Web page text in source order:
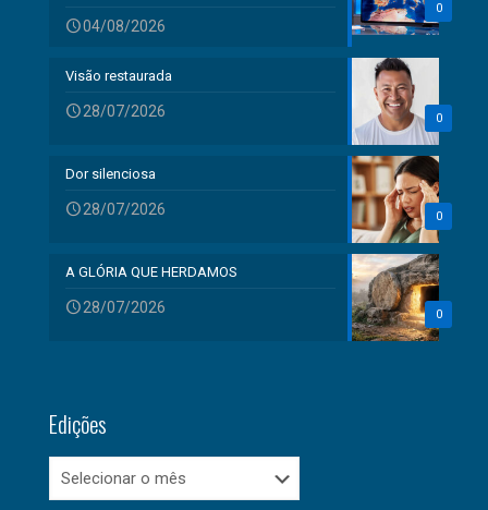
0
04/08/2026
0
Visão restaurada
28/07/2026
0
Dor silenciosa
28/07/2026
0
A GLÓRIA QUE HERDAMOS
28/07/2026
Edições
Edições